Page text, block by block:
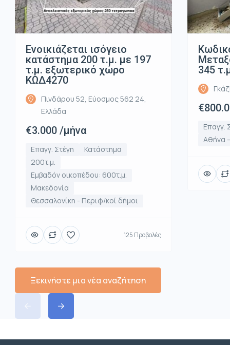
Ενοικιάζεται ισόγειο
κατάστημα 200 τ.μ. με 197
τ.μ. εξωτερικό χώρο
ΚΩΔ4270
Πινδάρου 52, Εύοσμος 562 24,
Ελλάδα
€3.000 /μήνα
Επαγγ. Στέγη
Κατάστημα
200τ.μ.
Εμβαδόν οικοπέδου: 600τ.μ.
Μακεδονία
Θεσσαλονίκη - Περιφ/κοί δήμοι
125 Προβολές
345
Επαγγ.
Αθήνα
Ξεκινήστε μια νέα αναζήτηση